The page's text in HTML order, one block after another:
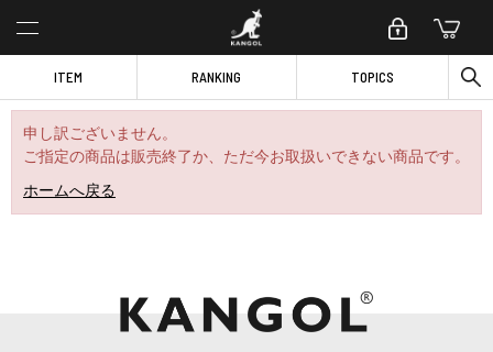
ITEM RANKING TOPICS
申し訳ございません。
ご指定の商品は販売終了か、ただ今お取扱いできない商品です。
ホームへ戻る